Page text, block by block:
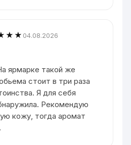
04.08.2026
ярмарке такой же
стоит в три раза
Я для себя
Рекомендую
кожу, тогда аромат